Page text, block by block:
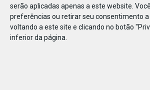
serão aplicadas apenas a este website.
preferências ou retirar seu consentimento
voltando a este site e clicando no botão
inferior da página.